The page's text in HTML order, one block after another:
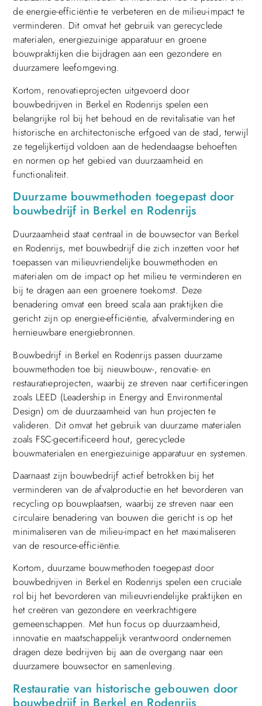
de energie-efficiëntie te verbeteren en de milieu-impact te
verminderen. Dit omvat het gebruik van gerecyclede
materialen, energiezuinige apparatuur en groene
bouwpraktijken die bijdragen aan een gezondere en
duurzamere leefomgeving.
Kortom, renovatieprojecten uitgevoerd door
bouwbedrijven in Berkel en Rodenrijs spelen een
belangrijke rol bij het behoud en de revitalisatie van het
historische en architectonische erfgoed van de stad, terwijl
ze tegelijkertijd voldoen aan de hedendaagse behoeften
en normen op het gebied van duurzaamheid en
functionaliteit.
Duurzame bouwmethoden toegepast door
bouwbedrijf in Berkel en Rodenrijs
Duurzaamheid staat centraal in de bouwsector van Berkel
en Rodenrijs, met bouwbedrijf die zich inzetten voor het
toepassen van milieuvriendelijke bouwmethoden en
materialen om de impact op het milieu te verminderen en
bij te dragen aan een groenere toekomst. Deze
benadering omvat een breed scala aan praktijken die
gericht zijn op energie-efficiëntie, afvalvermindering en
hernieuwbare energiebronnen.
Bouwbedrijf in Berkel en Rodenrijs passen duurzame
bouwmethoden toe bij nieuwbouw-, renovatie- en
restauratieprojecten, waarbij ze streven naar certificeringen
zoals LEED (Leadership in Energy and Environmental
Design) om de duurzaamheid van hun projecten te
valideren. Dit omvat het gebruik van duurzame materialen
zoals FSC-gecertificeerd hout, gerecyclede
bouwmaterialen en energiezuinige apparatuur en systemen.
Daarnaast zijn bouwbedrijf actief betrokken bij het
verminderen van de afvalproductie en het bevorderen van
recycling op bouwplaatsen, waarbij ze streven naar een
circulaire benadering van bouwen die gericht is op het
minimaliseren van de milieu-impact en het maximaliseren
van de resource-efficiëntie.
Kortom, duurzame bouwmethoden toegepast door
bouwbedrijven in Berkel en Rodenrijs spelen een cruciale
rol bij het bevorderen van milieuvriendelijke praktijken en
het creëren van gezondere en veerkrachtigere
gemeenschappen. Met hun focus op duurzaamheid,
innovatie en maatschappelijk verantwoord ondernemen
dragen deze bedrijven bij aan de overgang naar een
duurzamere bouwsector en samenleving.
Restauratie van historische gebouwen door